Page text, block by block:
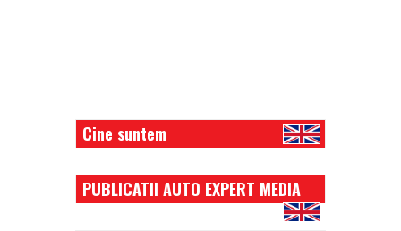
Cine suntem
PUBLICATII AUTO EXPERT MEDIA